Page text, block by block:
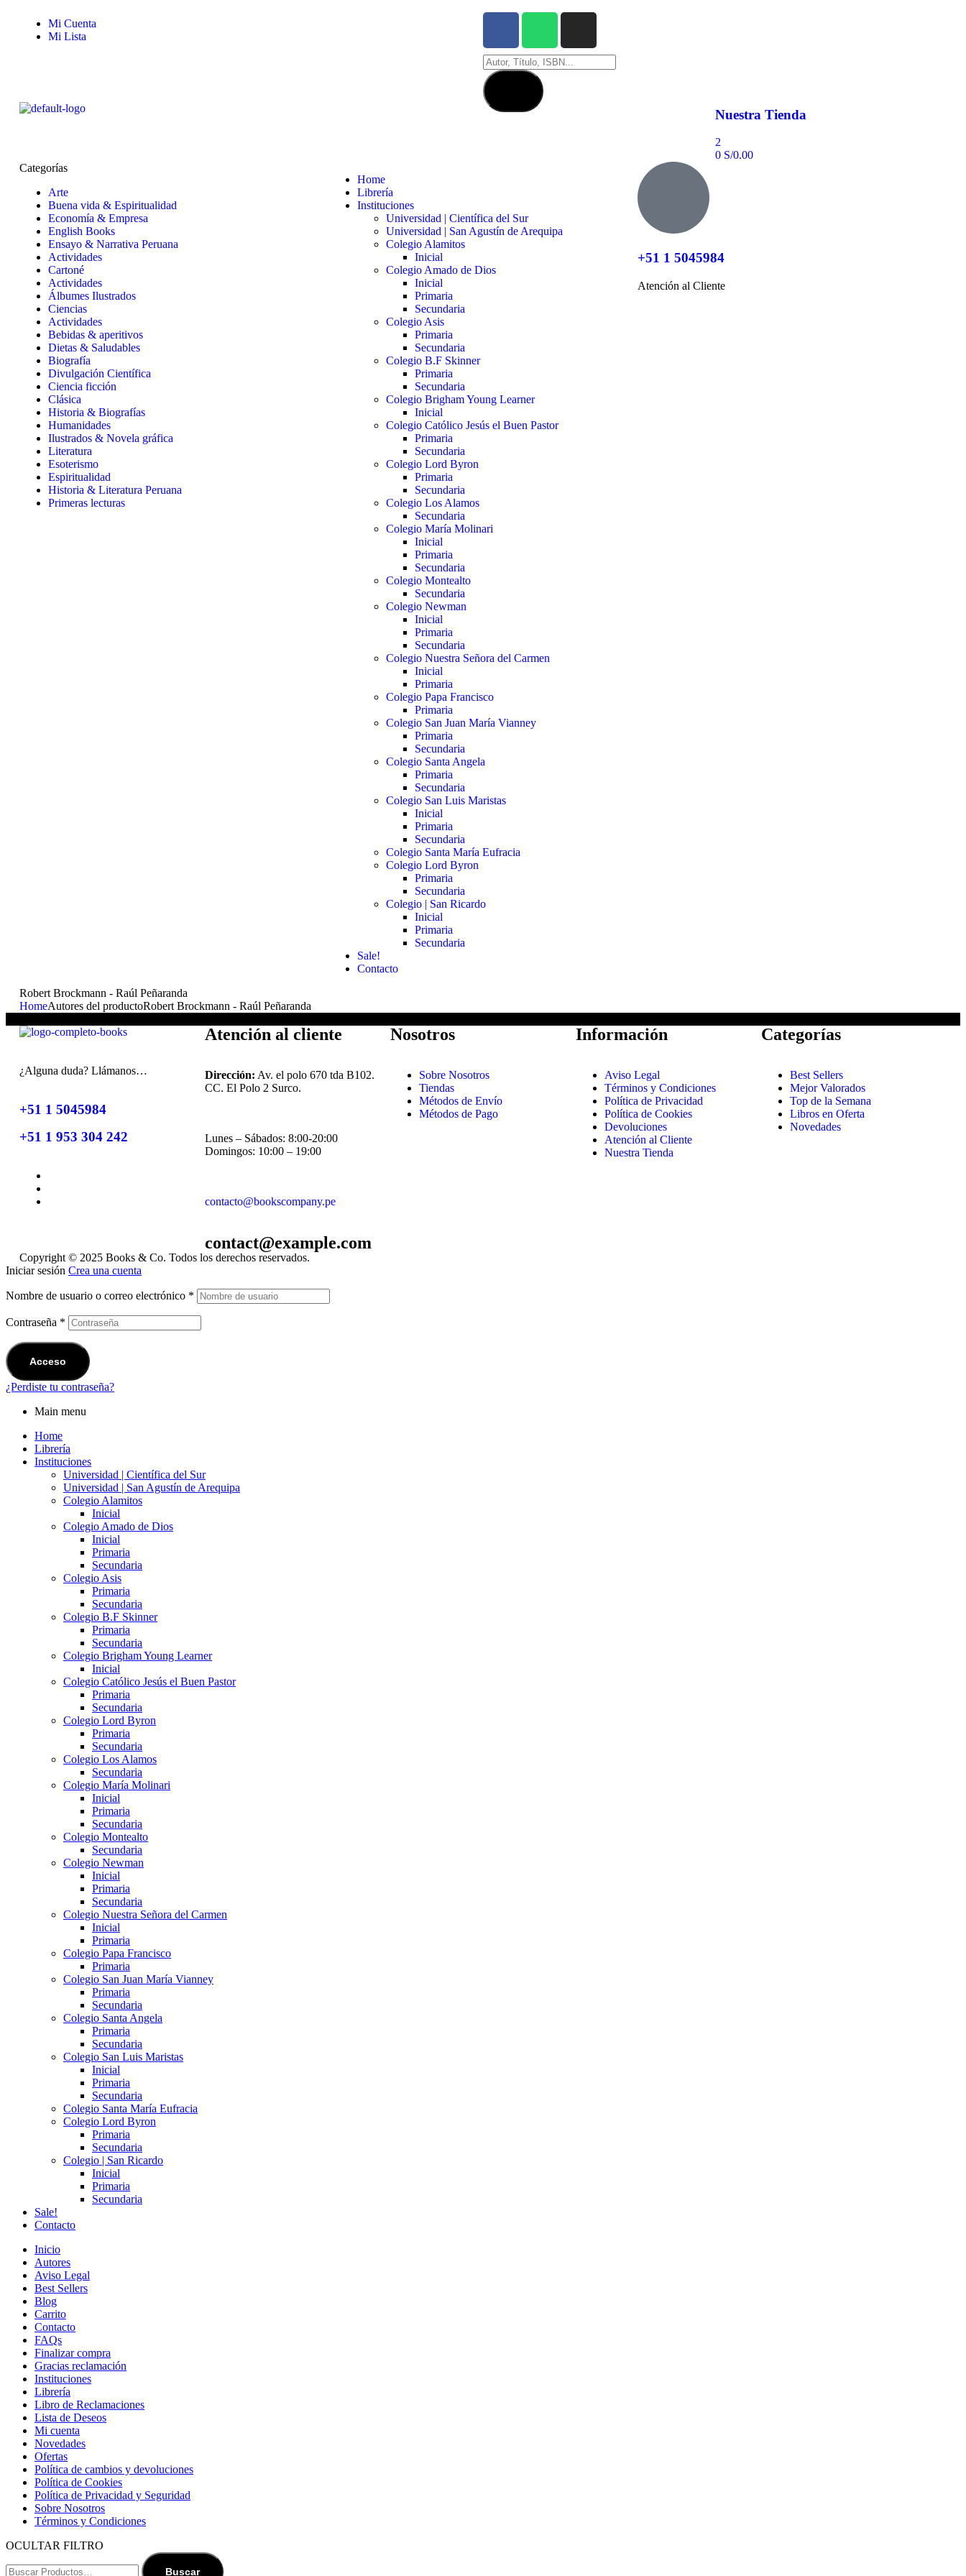
Mi Cuenta
Mi Lista
Nuestra Tienda
2
0 S/0.00
Categorías
Arte
Buena vida & Espiritualidad
Economía & Empresa
English Books
Ensayo & Narrativa Peruana
Actividades
Cartoné
Actividades
Álbumes Ilustrados
Ciencias
Actividades
Bebidas & aperitivos
Dietas & Saludables
Biografía
Divulgación Científica
Ciencia ficción
Clásica
Historia & Biografías
Humanidades
Ilustrados & Novela gráfica
Literatura
Esoterismo
Espiritualidad
Historia & Literatura Peruana
Primeras lecturas
Home
Librería
Instituciones
Universidad | Científica del Sur
Universidad | San Agustín de Arequipa
Colegio Alamitos
Inicial
Colegio Amado de Dios
Inicial
Primaria
Secundaria
Colegio Asis
Primaria
Secundaria
Colegio B.F Skinner
Primaria
Secundaria
Colegio Brigham Young Learner
Inicial
Colegio Católico Jesús el Buen Pastor
Primaria
Secundaria
Colegio Lord Byron
Primaria
Secundaria
Colegio Los Alamos
Secundaria
Colegio María Molinari
Inicial
Primaria
Secundaria
Colegio Montealto
Secundaria
Colegio Newman
Inicial
Primaria
Secundaria
Colegio Nuestra Señora del Carmen
Inicial
Primaria
Colegio Papa Francisco
Primaria
Colegio San Juan María Vianney
Primaria
Secundaria
Colegio Santa Angela
Primaria
Secundaria
Colegio San Luis Maristas
Inicial
Primaria
Secundaria
Colegio Santa María Eufracia
Colegio Lord Byron
Primaria
Secundaria
Colegio | San Ricardo
Inicial
Primaria
Secundaria
Sale!
Contacto
+51 1 5045984
Atención al Cliente
Robert Brockmann - Raúl Peñaranda
HomeAutores del productoRobert Brockmann - Raúl Peñaranda
¿Alguna duda? Llámanos…
+51 1 5045984
+51 1 953 304 242
Atención al cliente
Dirección: Av. el polo 670 tda B102.
CC. El Polo 2 Surco.
Lunes – Sábados: 8:00-20:00
Domingos: 10:00 – 19:00
contacto@bookscompany.pe
contact@example.com
Nosotros
Sobre Nosotros
Tiendas
Métodos de Envío
Métodos de Pago
Información
Aviso Legal
Términos y Condiciones
Política de Privacidad
Política de Cookies
Devoluciones
Atención al Cliente
Nuestra Tienda
Categorías
Best Sellers
Mejor Valorados
Top de la Semana
Libros en Oferta
Novedades
Copyright © 2025 Books & Co. Todos los derechos reservados.
Iniciar sesión Crea una cuenta
Nombre de usuario o correo electrónico *
Contraseña *
Acceso
¿Perdiste tu contraseña?
Main menu
Home
Librería
Instituciones
Universidad | Científica del Sur
Universidad | San Agustín de Arequipa
Colegio Alamitos
Inicial
Colegio Amado de Dios
Inicial
Primaria
Secundaria
Colegio Asis
Primaria
Secundaria
Colegio B.F Skinner
Primaria
Secundaria
Colegio Brigham Young Learner
Inicial
Colegio Católico Jesús el Buen Pastor
Primaria
Secundaria
Colegio Lord Byron
Primaria
Secundaria
Colegio Los Alamos
Secundaria
Colegio María Molinari
Inicial
Primaria
Secundaria
Colegio Montealto
Secundaria
Colegio Newman
Inicial
Primaria
Secundaria
Colegio Nuestra Señora del Carmen
Inicial
Primaria
Colegio Papa Francisco
Primaria
Colegio San Juan María Vianney
Primaria
Secundaria
Colegio Santa Angela
Primaria
Secundaria
Colegio San Luis Maristas
Inicial
Primaria
Secundaria
Colegio Santa María Eufracia
Colegio Lord Byron
Primaria
Secundaria
Colegio | San Ricardo
Inicial
Primaria
Secundaria
Sale!
Contacto
Inicio
Autores
Aviso Legal
Best Sellers
Blog
Carrito
Contacto
FAQs
Finalizar compra
Gracias reclamación
Instituciones
Librería
Libro de Reclamaciones
Lista de Deseos
Mi cuenta
Novedades
Ofertas
Política de cambios y devoluciones
Política de Cookies
Política de Privacidad y Seguridad
Sobre Nosotros
Términos y Condiciones
OCULTAR FILTRO
Buscar